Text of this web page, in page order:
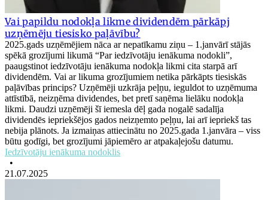
Vai papildu nodokļa likme dividendēm pārkāpj
uzņēmēju tiesisko paļāvību?
2025.gads uzņēmējiem nāca ar nepatīkamu ziņu – 1.janvārī stājās
spēkā grozījumi likumā “Par iedzīvotāju ienākuma nodokli”,
paaugstinot iedzīvotāju ienākuma nodokļa likmi cita starpā arī
dividendēm. Vai ar likuma grozījumiem netika pārkāpts tiesiskās
paļāvības princips? Uzņēmēji uzkrāja peļņu, ieguldot to uzņēmuma
attīstībā, neizņēma dividendes, bet pretī saņēma lielāku nodokļa
likmi. Daudzi uzņēmēji šī iemesla dēļ gada nogalē sadalīja
dividendēs iepriekšējos gados neizņemto peļņu, lai arī iepriekš tas
nebija plānots. Ja izmaiņas attiecinātu no 2025.gada 1.janvāra – viss
būtu godīgi, bet grozījumi jāpiemēro ar atpakaļejošu datumu.
Iedzīvotāju ienākuma nodoklis
•
21.07.2025